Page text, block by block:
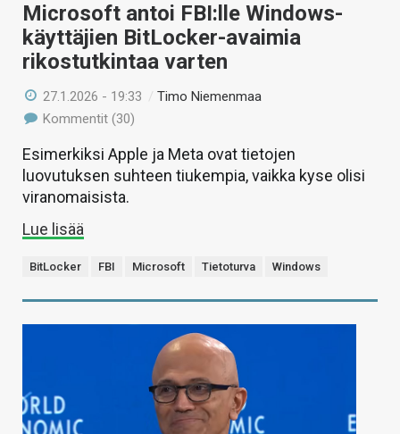
Microsoft antoi FBI:lle Windows-
käyttäjien BitLocker-avaimia
rikostutkintaa varten
27.1.2026 - 19:33 /Timo Niemenmaa
Kommentit (30)
Esimerkiksi Apple ja Meta ovat tietojen
luovutuksen suhteen tiukempia, vaikka kyse olisi
viranomaisista.
Lue lisää
BitLocker FBI Microsoft Tietoturva Windows